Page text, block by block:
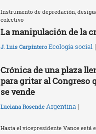
Instrumento de depredación,
colectivo
La manipulación de la
J. Luis Carpintero Ecología social |
Crónica de una plaza
para gritar al Congreso
se vende
Luciana Rosende Argentina |
Hasta el vicepresidente Vance está